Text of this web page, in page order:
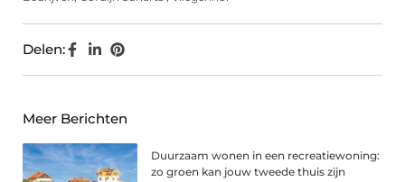
Delen:
Meer Berichten
Duurzaam wonen in een recreatiewoning:
zo groen kan jouw tweede thuis zijn